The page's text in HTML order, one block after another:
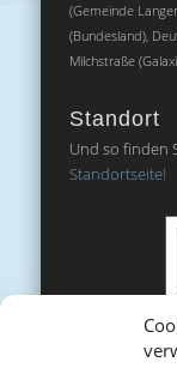
(Gemeinde
(Bundesland),
Milchstraße
Standort
Und so finden
Standortseite!